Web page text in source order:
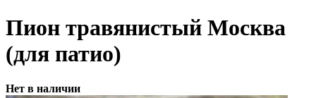
Пион травянистый Москва
(для патио)
Нет в наличии